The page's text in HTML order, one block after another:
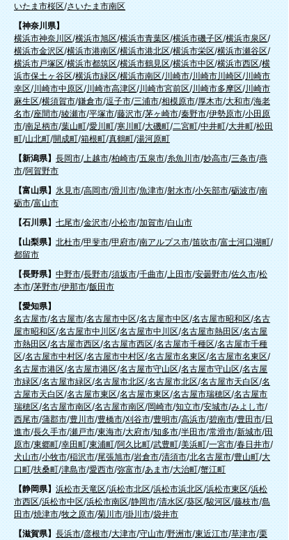
いたま市桜区/さいたま市南区
【神奈川県】
横浜市神奈川区/横浜市旭区/横浜市青葉区/横浜市磯子区/横浜市泉区/
横浜市金沢区/横浜市港南区/横浜市港北区/横浜市栄区/横浜市瀬谷区/
横浜市戸塚区/横浜市都筑区/横浜市鶴見区/横浜市中区/横浜市西区/横
浜市保土ヶ谷区/横浜市緑区/横浜市南区/川崎市/川崎市川崎区/川崎市
幸区/川崎市中原区/川崎市高津区/川崎市宮前区/川崎市多摩区/川崎市
麻生区/横須賀市/鎌倉市/逗子市/三浦市/相模原市/厚木市/大和市/海老
名市/座間市/綾瀬市/平塚市/藤沢市/茅ヶ崎市/秦野市/伊勢原市/小田原
市/南足柄市/葉山町/愛川町/寒川町/大磯町/二宮町/中井町/大井町/松田
町/山北町/開成町/箱根町/真鶴町/湯河原町
【新潟県】 長岡市/上越市/柏崎市/五泉市/糸魚川市/妙高市/三条市/燕
市/阿賀野市
【富山県】 氷見市/高岡市/滑川市/魚津市/射水市/小矢部市/砺波市/南
砺市/富山市
【石川県】 七尾市/金沢市/小松市/加賀市/白山市
【山梨県】 北杜市/甲斐市/甲府市/南アルプス市/笛吹市/富士河口湖町/
都留市
【長野県】 中野市/長野市/須坂市/千曲市/上田市/安曇野市/佐久市/松
本市/茅野市/伊那市/飯田市
【愛知県】
名古屋市/名古屋市/名古屋市中区/名古屋市中区/名古屋市昭和区/名古
屋市昭和区/名古屋市中川区/名古屋市中川区/名古屋市熱田区/名古屋
市熱田区/名古屋市西区/名古屋市西区/名古屋市千種区/名古屋市千種
区/名古屋市中村区/名古屋市中村区/名古屋市名東区/名古屋市名東区/
名古屋市港区/名古屋市港区/名古屋市守山区/名古屋市守山区/名古屋
市緑区/名古屋市緑区/名古屋市北区/名古屋市北区/名古屋市天白区/名
古屋市天白区/名古屋市東区/名古屋市東区/名古屋市瑞穂区/名古屋市
瑞穂区/名古屋市南区/名古屋市南区/岡崎市/知立市/安城市/みよし市/
西尾市/蒲郡市/豊川市/豊橋市/刈谷市/豊明市/高浜市/碧南市/豊田市/日
進市/長久手市/瀬戸市/東海市/大府市/知多市/半田市/常滑市/新城市/田
原市/東郷町/幸田町/東浦町/阿久比町/武豊町/美浜町/一宮市/春日井市/
犬山市/小牧市/稲沢市/尾張旭市/岩倉市/清須市/北名古屋市/豊山町/大
口町/扶桑町/津島市/愛西市/弥富市/あま市/大治町/蟹江町
【静岡県】 浜松市天竜区/浜松市北区/浜松市浜北区/浜松市東区/浜松
市西区/浜松市中区/浜松市南区/静岡市/清水区/葵区/駿河区/藤枝市/島
田市/焼津市/牧之原市/菊川市/掛川市/袋井市
【滋賀県】 長浜市/彦根市/大津市/守山市/野洲市/東近江市/草津市/栗